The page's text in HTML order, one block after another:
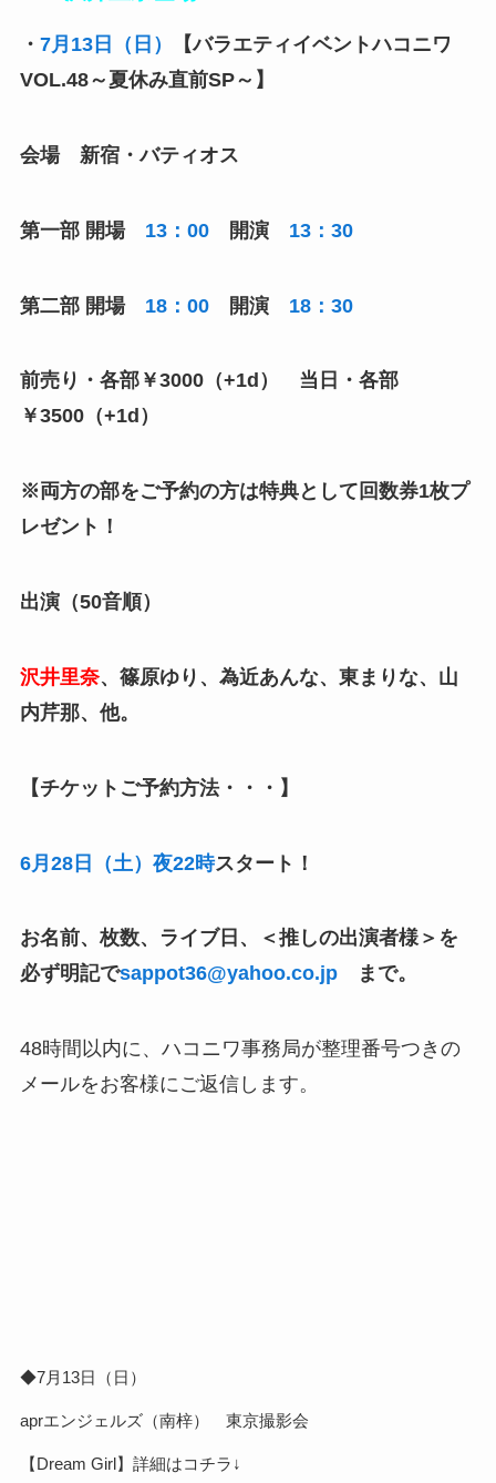
・ 7月 13日（日）
【バラエティイベントハコニワ
VOL.48～夏休み直前SP～】
会場 新宿・バティオス
第一部 開場 13： 00開演 13： 30
第二部 開場 18： 00開演 18： 30
前売り・各部￥3000（+1d） 当日・各部
￥3500（+1d）
※両方の部をご予約の方は特典として回数券1枚プ
レゼント！
出演（50音順）
沢井里奈、篠原ゆり、為近あんな、東まりな、山
内芹那、他。
【チケットご予約方法・・・】
6月 28日（土）夜22時スタート！
お名前、枚数、ライブ日、＜推しの出演者様＞を
必ず明記でsappot36@yahoo.co.jpまで。
48時間以内に、ハコニワ事務局が整理番号つきの
メールをお客様にご返信します。
◆7月13日（日）
aprエンジェルズ（南梓） 東京撮影会
【Dream Girl】 詳細はコチラ↓